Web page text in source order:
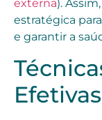
externa).
estratégica
e garantir a
Efetivas